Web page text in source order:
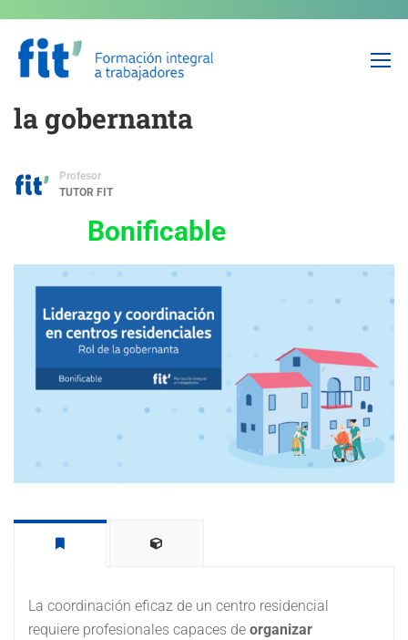
Liderazgo y coordinación en
centros residenciales: Rol de
la gobernanta
Profesor
TUTOR FIT
Bonificable
La coordinación eficaz de un centro residencial
requiere profesionales capaces de organizar